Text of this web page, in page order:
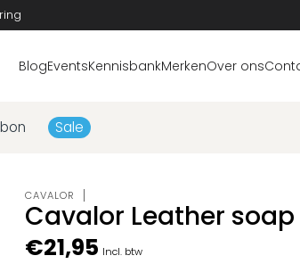
BlogEventsKennisbankMerkenOver ons
Sale
CAVALOR
Cavalor Leather
€21,95 Incl. btw